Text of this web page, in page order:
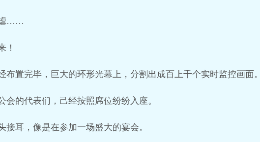
虐……
！
布置完毕，巨大的环形光幕上，分割出成百上千个实时监控画面
会的代表们，己经按照席位纷纷入座。
接耳，像是在参加一场盛大的宴会。